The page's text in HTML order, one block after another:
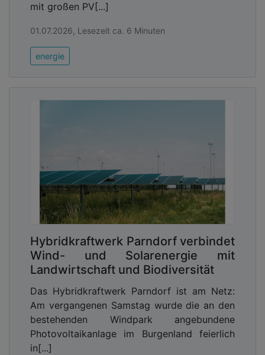
mit großen PV[...]
01.07.2026, Lesezeit ca. 6 Minuten
energie
Hybridkraftwerk Parndorf verbindet
Wind- und Solarenergie mit
Landwirtschaft und Biodiversität
Das Hybridkraftwerk Parndorf ist am Netz:
Am vergangenen Samstag wurde die an den
bestehenden Windpark angebundene
Photovoltaikanlage im Burgenland feierlich
in[...]